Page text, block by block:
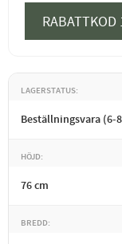
RABATTKOD
LAGERSTATUS
Beställningsvara (6-
HÖJD
76 cm
BREDD